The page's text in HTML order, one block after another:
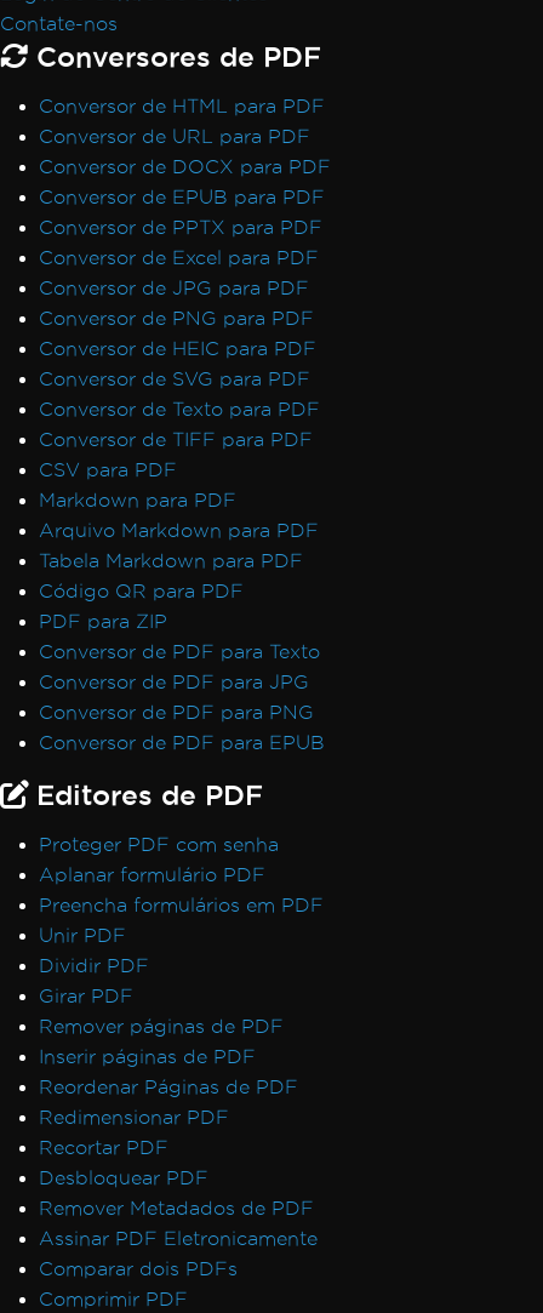
Contate-nos
Conversores de PDF
Conversor de HTML para PDF
Conversor de URL para PDF
Conversor de DOCX para PDF
Conversor de EPUB para PDF
Conversor de PPTX para PDF
Conversor de Excel para PDF
Conversor de JPG para PDF
Conversor de PNG para PDF
Conversor de HEIC para PDF
Conversor de SVG para PDF
Conversor de Texto para PDF
Conversor de TIFF para PDF
CSV para PDF
Markdown para PDF
Arquivo Markdown para PDF
Tabela Markdown para PDF
Código QR para PDF
PDF para ZIP
Conversor de PDF para Texto
Conversor de PDF para JPG
Conversor de PDF para PNG
Conversor de PDF para EPUB
Editores de PDF
Proteger PDF com senha
Aplanar formulário PDF
Preencha formulários em PDF
Unir PDF
Dividir PDF
Girar PDF
Remover páginas de PDF
Inserir páginas de PDF
Reordenar Páginas de PDF
Redimensionar PDF
Recortar PDF
Desbloquear PDF
Remover Metadados de PDF
Assinar PDF Eletronicamente
Comparar dois PDFs
Comprimir PDF